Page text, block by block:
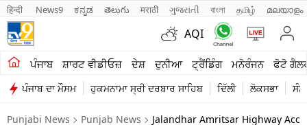
हिन्दी News9 ಕನ್ನಡ తెలుగు मराठी ગુજરાતી বাংলা தமிழ் മലയാളം
AQI
ਪੰਜਾਬ ਸ਼ਾਰਟ ਵੀਡੀਓਜ਼ ਦੇਸ਼ ਦੁਨੀਆ ਟ੍ਰੈਂਡਿੰਗ ਮਨੋਰੰਜਨ ਫੋਟੋ
ਪੰਜਾਬ ਦਾ ਮੌਸਮ ਹੁਕਮਨਾਮਾ ਸ੍ਰੀ ਦਰਬਾਰ ਸਾਹਿਬ ਦਿੱਲੀ ਲੋਕਸਭਾ
ਖੇਤੀਬਾੜੀ
ਸ਼ਾਰਟ ਵੀਡੀਓਜ਼
Punjabi News Punjab News Jalandhar Amritsar Highway